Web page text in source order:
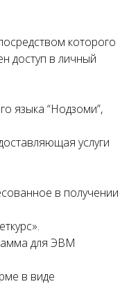
которого
доступ в личный
языка “Нодзоми”,
услуги
в получении
для ЭВМ
в виде